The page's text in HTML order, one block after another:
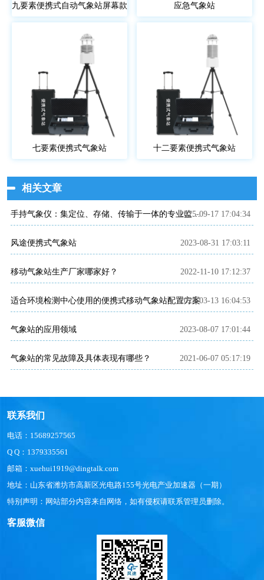
九要素便携式自动气象站屏幕款 应急气象站
七要素便携式气象站 十二要素便携式气象站
相关文章
手持气象仪：集定位、存储、传输于一体的专业监测设备
2025-09-17 17:04:34
风途便携式气象站 2023-08-31 17:03:11
移动气象站生产厂家哪家好？ 2022-11-10 17:12:37
适合环境检测中心使用的便携式移动气象站配置方案2025-03-13 16:04:53
气象站的应用领域 2023-08-07 17:01:44
气象站的常见故障及具体表现有哪些？ 2021-06-07 05:17:19
联系我们
电话：15689257565
Q Q：1379335561
邮箱：xuehui1919@dingtalk.com
地址：山东省潍坊市高新区光电路155号光电产业加速器（一期）
特别声明：网站部分内容来自网络，如有侵权请联系管理员删除。
客服微信